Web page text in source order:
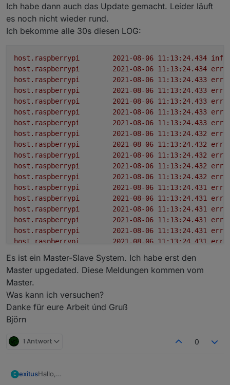
v12.22.4
NPM
Datenträgergröße
freier Festplattenspeicher
23.35 GB
Anzahl der Adapter
338
Betriebszeit
00:06:25
Aktive Instanzen
38
Ich habe dann auch das Update gemacht. Leider läuft
es noch nicht wieder rund.
Ich bekomme alle 30s diesen LOG:
host.raspberrypi
info
host.raspberrypi
host.raspberrypi
host.raspberrypi
host.raspberrypi
host.raspberrypi
host.raspberrypi
host.raspberrypi
host.raspberrypi
host.raspberrypi
host.raspberrypi
host.raspberrypi
host.raspberrypi
host.raspberrypi
host.raspberrypi
host.raspberrypi
host.raspberrypi
host.raspberrypi
host.raspberrypi
host.raspberrypi
host.raspberrypi
host.raspberrypi
host.raspberrypi
host.raspberrypi
host.raspberrypi
host.raspberrypi
host.raspberrypi
Es ist ein Master-Slave System. Ich habe erst den
Master upgedated. Diese Meldungen kommen vom
Master.
Was kann ich versuchen?
Danke für eure Arbeit únd Gruß
Björn
1 Antwort 0
E exitusHallo,